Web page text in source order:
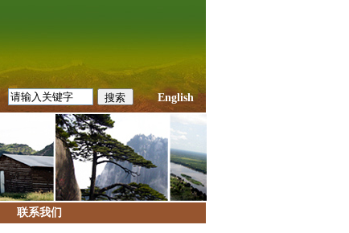
English
联系我们